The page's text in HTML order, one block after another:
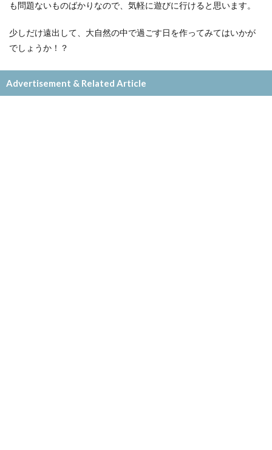
も問題ないものばかりなので、気軽に遊びに行けると思います。
少しだけ遠出して、大自然の中で過ごす日を作ってみてはいかが
でしょうか！？
Advertisement & Related Article